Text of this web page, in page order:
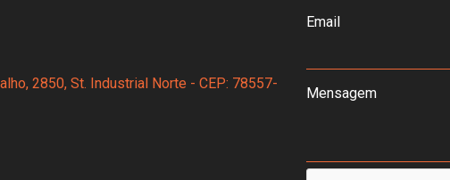
2850, St. Industrial Norte - CEP: 78557-
Email
Mensagem